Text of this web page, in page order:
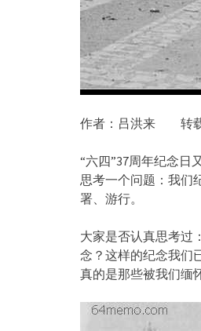
作者：吕洪来 转载
“六四”37周年纪念日
思考一个问题：我们
署、游行。
大家是否认真思考过
念？这样的纪念我们
真的是那些被我们缅